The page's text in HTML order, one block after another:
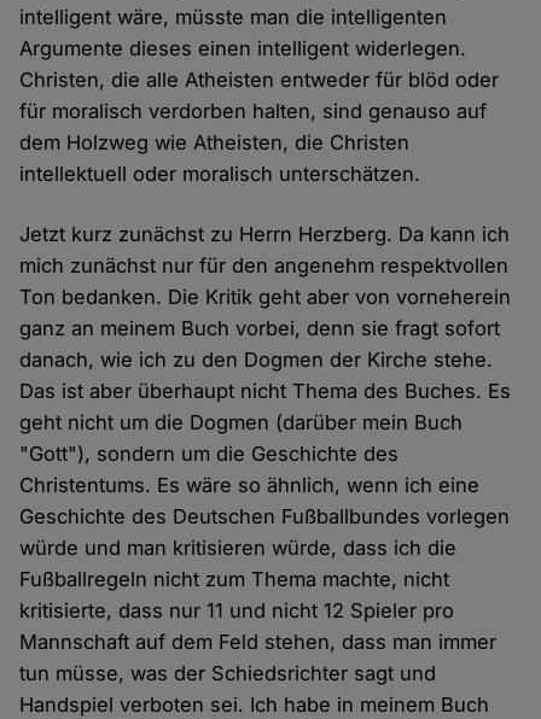
intelligent wäre, müsste man die intelligenten
Argumente dieses einen intelligent widerlegen.
Christen, die alle Atheisten entweder für blöd oder
für moralisch verdorben halten, sind genauso auf
dem Holzweg wie Atheisten, die Christen
intellektuell oder moralisch unterschätzen.
Jetzt kurz zunächst zu Herrn Herzberg. Da kann ich
mich zunächst nur für den angenehm respektvollen
Ton bedanken. Die Kritik geht aber von vorneherein
ganz an meinem Buch vorbei, denn sie fragt sofort
danach, wie ich zu den Dogmen der Kirche stehe.
Das ist aber überhaupt nicht Thema des Buches. Es
geht nicht um die Dogmen (darüber mein Buch
"Gott"), sondern um die Geschichte des
Christentums. Es wäre so ähnlich, wenn ich eine
Geschichte des Deutschen Fußballbundes vorlegen
würde und man kritisieren würde, dass ich die
Fußballregeln nicht zum Thema machte, nicht
kritisierte, dass nur 11 und nicht 12 Spieler pro
Mannschaft auf dem Feld stehen, dass man immer
tun müsse, was der Schiedsrichter sagt und
Handspiel verboten sei. Ich habe in meinem Buch